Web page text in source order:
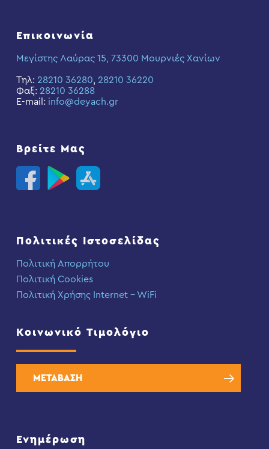
Επικοινωνία
Μεγίστης Λαύρας 15, 73300 Μουρνιές Χανίων
Τηλ: 28210 36280, 28210 36220
Φαξ: 28210 36288
E-mail: info@deyach.gr
Βρείτε Μας
Πολιτικές Ιστοσελίδας
Πολιτική Απορρήτου
Πολιτική Cookies
Πολιτική Χρήσης Internet – WiFi
Κοινωνικό Τιμολόγιο
ΜΕΤΑΒΑΣΗ
Ενημέρωση